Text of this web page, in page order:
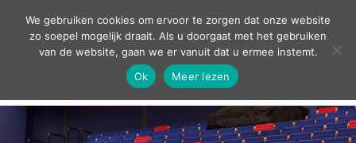
contact
We gebruiken cookies om ervoor te zorgen dat onze website
zo soepel mogelijk draait. Als u doorgaat met het gebruiken
van de website, gaan we er vanuit dat u ermee instemt.
Ok
Meer lezen